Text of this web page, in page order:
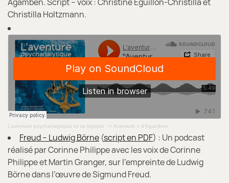
Christilla Holtzmann.
L’aventure psychanalytique et sa logique · « Aventure » d’Agamben
Freud – Ludwig Börne (script en PDF) : Un podcast
réalisé par Corinne Philippe avec les voix de Corinne
Philippe et Martin Granger, sur l’empreinte de Ludwig
Börne dans l’œuvre de Sigmund Freud.